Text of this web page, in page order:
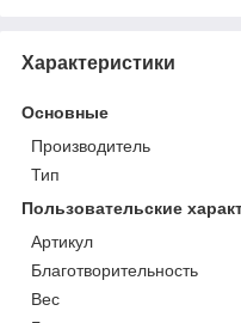
Характеристики
Основные
Производитель
Тип
Пользовательские
Артикул
Благотворительность
Вес